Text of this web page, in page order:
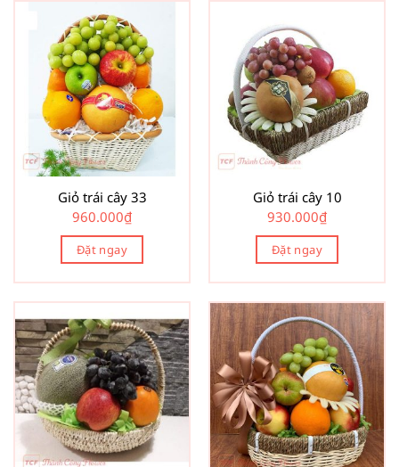
Giỏ trái cây 33
960.000₫
Đặt ngay
Giỏ trái cây 10
930.000₫
Đặt ngay